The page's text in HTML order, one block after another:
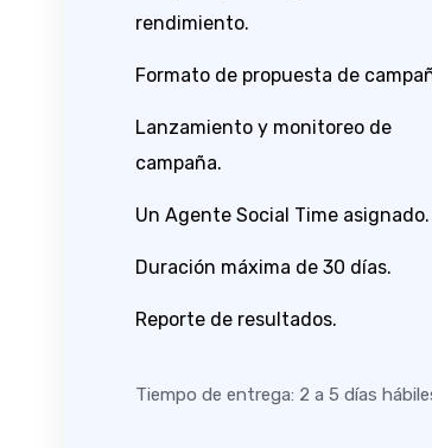
rendimiento.
Formato de propuesta de
Lanzamiento y monitoreo de
campaña.
Un Agente Social Time asignado.
Duración máxima de 30 días.
Reporte de resultados.
Tiempo de entrega: 2 a 5 días